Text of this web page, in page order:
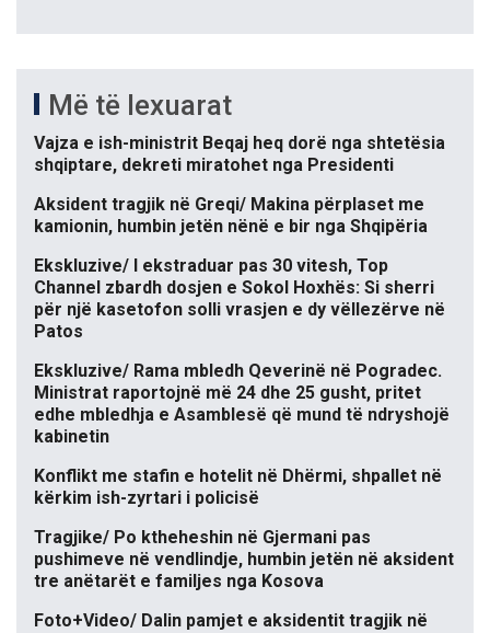
Më të lexuarat
Vajza e ish-ministrit Beqaj heq dorë nga shtetësia
shqiptare, dekreti miratohet nga Presidenti
Aksident tragjik në Greqi/ Makina përplaset me
kamionin, humbin jetën nënë e bir nga Shqipëria
Ekskluzive/ I ekstraduar pas 30 vitesh, Top
Channel zbardh dosjen e Sokol Hoxhës: Si sherri
për një kasetofon solli vrasjen e dy vëllezërve në
Patos
Ekskluzive/ Rama mbledh Qeverinë në Pogradec.
Ministrat raportojnë më 24 dhe 25 gusht, pritet
edhe mbledhja e Asamblesë që mund të ndryshojë
kabinetin
Konflikt me stafin e hotelit në Dhërmi, shpallet në
kërkim ish-zyrtari i policisë
Tragjike/ Po ktheheshin në Gjermani pas
pushimeve në vendlindje, humbin jetën në aksident
tre anëtarët e familjes nga Kosova
Foto+Video/ Dalin pamjet e aksidentit tragjik në